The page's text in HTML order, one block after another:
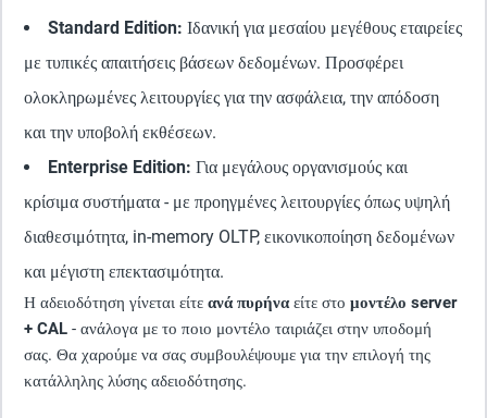
Standard Edition: Ιδανική για μεσαίου μεγέθους εταιρείες
με τυπικές απαιτήσεις βάσεων δεδομένων. Προσφέρει
ολοκληρωμένες λειτουργίες για την ασφάλεια, την απόδοση
και την υποβολή εκθέσεων.
Enterprise Edition: Για μεγάλους οργανισμούς και
κρίσιμα συστήματα - με προηγμένες λειτουργίες όπως υψηλή
διαθεσιμότητα, in-memory OLTP, εικονικοποίηση δεδομένων
και μέγιστη επεκτασιμότητα.
Η αδειοδότηση γίνεται είτε ανά πυρήναείτε στο μοντέλο server
+ CAL - ανάλογα με το ποιο μοντέλο ταιριάζει στην υποδομή
σας. Θα χαρούμε να σας συμβουλέψουμε για την επιλογή της
κατάλληλης λύσης αδειοδότησης.